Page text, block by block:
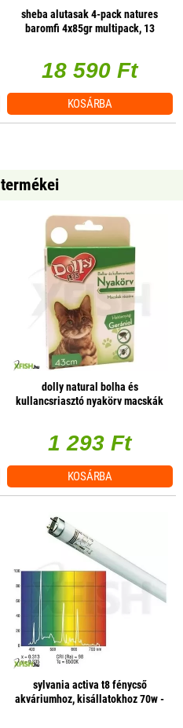
sheba alutasak 4-pack natures
baromfi 4x85gr multipack, 13
18 590 Ft
KOSÁRBA
dolly natural bolha és
kullancsriasztó nyakörv macskák
1 293 Ft
KOSÁRBA
sylvania activa t8 fénycső
akváriumhoz, kisállatokhoz 70w -